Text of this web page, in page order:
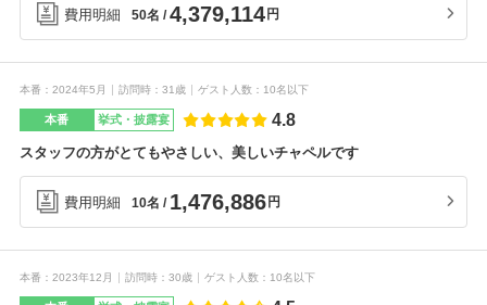
費用明細 50名 4,379,114 円
本番 2024年5月 訪問時 31歳 ゲスト人数 10名以下
本番 挙式・披露宴 4.8
スタッフの方がとてもやさしい、美しいチャペルです
費用明細 10名 1,476,886 円
本番 2023年12月 訪問時 30歳 ゲスト人数 10名以下